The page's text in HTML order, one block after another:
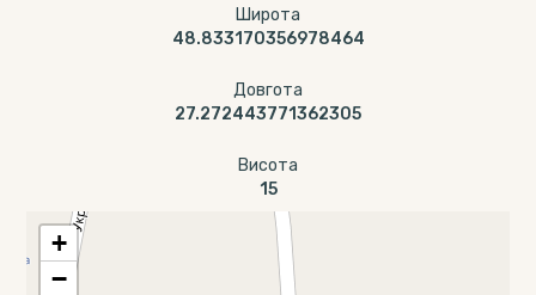
Широта
48.833170356978464
Довгота
27.272443771362305
Висота
15
+
−